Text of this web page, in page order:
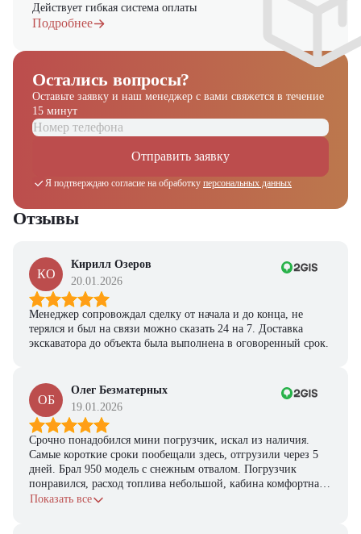
Действует гибкая система оплаты
Подробнее
Остались вопросы?
Оставьте заявку и наш менеджер с вами свяжется в течение
15 минут
Отправить заявку
Я подтверждаю согласие на обработку персональных данных
Отзывы
КО
Кирилл Озеров
20.01.2026
Менеджер сопровождал сделку от начала и до конца, не
терялся и был на связи можно сказать 24 на 7. Доставка
экскаватора до объекта была выполнена в оговоренный срок.
ОБ
Олег Безматерных
19.01.2026
Срочно понадобился мини погрузчик, искал из наличия.
Самые короткие сроки пообещали здесь, отгрузили через 5
дней. Брал 950 модель с снежным отвалом. Погрузчик
понравился, расход топлива небольшой, кабина комфортная,
с задачами справляется.
Показать все
Получите выгодное
из наличия!
Ответьте на несколько вопросов — мы предоставим
покупки